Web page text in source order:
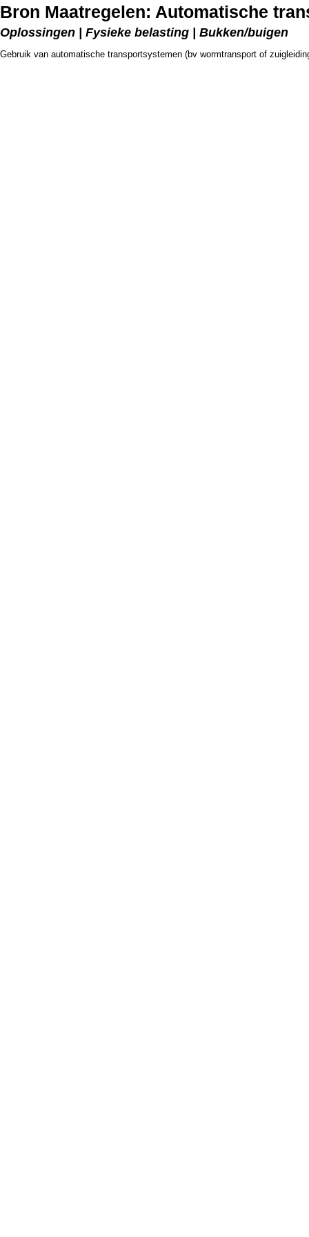
Bron Maatregelen: Automatische
Oplossingen | Fysieke belasting | Bukken/buigen
Gebruik van automatische transportsystemen (bv wormtransport of